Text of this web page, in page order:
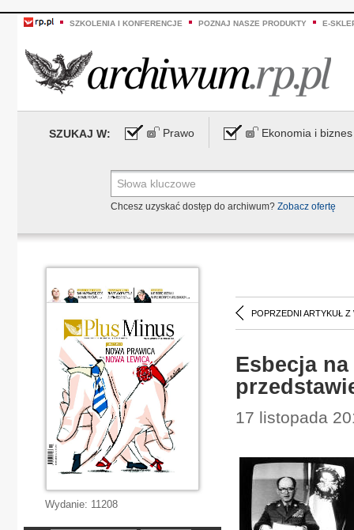
SZKOLENIA I KONFERENCJE POZNAJ NASZE PRODUKTY E-
SZUKAJ W: Prawo Ekonomia i biznes
Chcesz uzyskać dostęp do archiwum? Zobacz ofertę
POPRZEDNI ARTYKUŁ Z
Esbecja
17 listopada
Wydanie: 11208